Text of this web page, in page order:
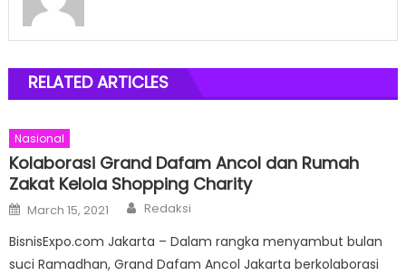
RELATED ARTICLES
Nasional
Kolaborasi Grand Dafam Ancol dan Rumah
Zakat Kelola Shopping Charity
Posted
on
March 15, 2021 Author
Redaksi
BisnisExpo.com Jakarta – Dalam rangka menyambut bulan
suci Ramadhan, Grand Dafam Ancol Jakarta berkolaborasi